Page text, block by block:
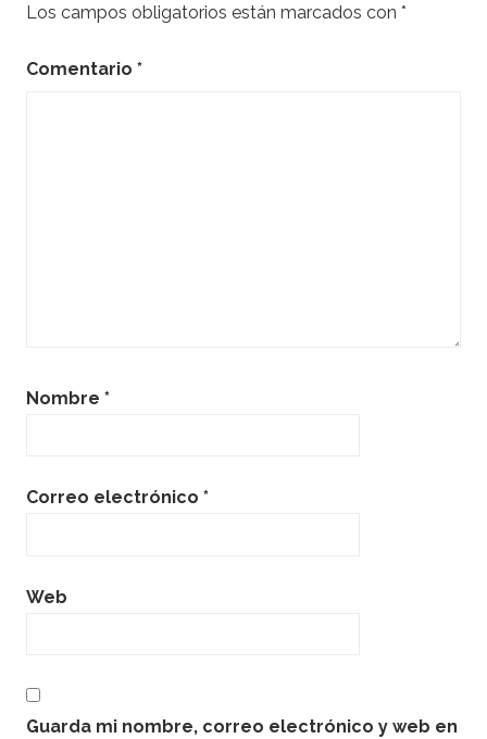
Los campos obligatorios están marcados con *
Comentario *
Nombre *
Correo electrónico *
Web
Guarda mi nombre, correo electrónico y web en